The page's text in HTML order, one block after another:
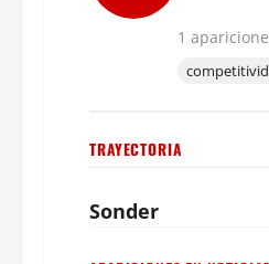
1
TRAYECTORIA
Sonder